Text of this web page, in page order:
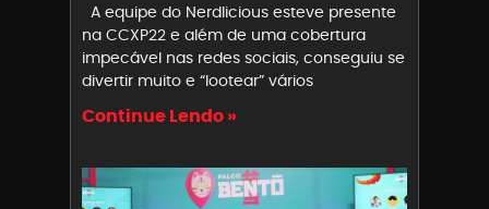
A equipe do Nerdlicious esteve presente
na CCXP22 e além de uma cobertura
impecável nas redes sociais, conseguiu se
divertir muito e “lootear” vários
Continue Lendo »